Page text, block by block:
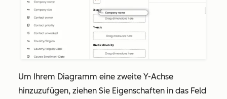
Um Ihrem Diagramm eine zweite Y-Achse
hinzuzufügen, ziehen Sie Eigenschaften in das Feld